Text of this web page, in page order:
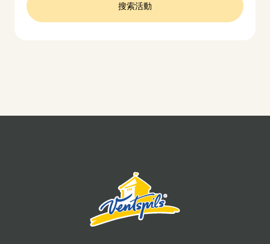
搜索活動